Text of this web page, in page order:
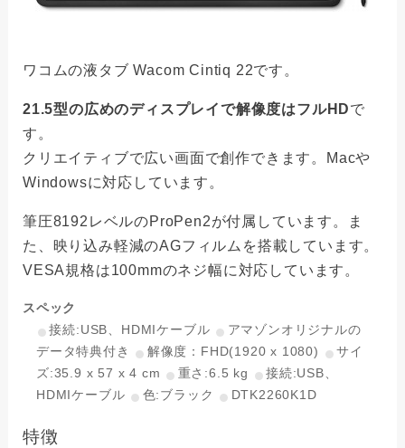
ワコムの液タブ Wacom Cintiq 22です。
21.5型の広めのディスプレイで解像度はフルHDで
す。
クリエイティブで広い画面で創作できます。Macや
Windowsに対応しています。
筆圧8192レベルのProPen2が付属しています。ま
た、映り込み軽減のAGフィルムを搭載しています。
VESA規格は100mmのネジ幅に対応しています。
スペック
接続:USB、HDMIケーブル
アマゾンオリジナルの
データ特典付き
解像度：FHD(1920 x 1080)
サイ
ズ:‎35.9 x 57 x 4 cm
重さ:‎6.5 kg
接続:USB、
HDMIケーブル
色:ブラック DTK2260K1D
特徴